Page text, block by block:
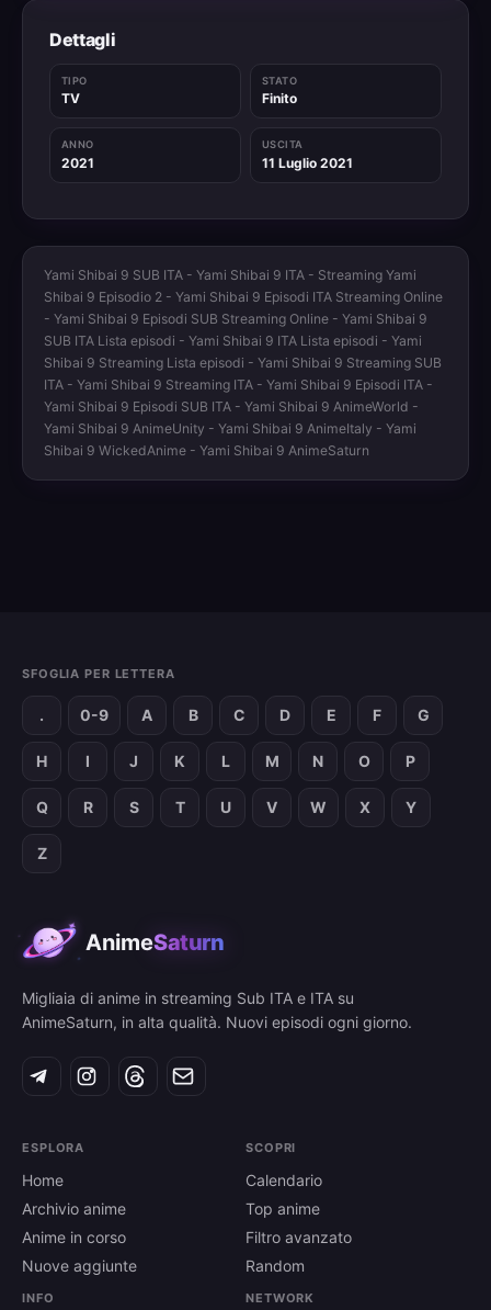
Dettagli
TIPO
TV
STATO
Finito
ANNO
2021
USCITA
11 Luglio 2021
Yami Shibai 9 SUB ITA - Yami Shibai 9 ITA - Streaming Yami
Shibai 9 Episodio 2 - Yami Shibai 9 Episodi ITA Streaming Online
- Yami Shibai 9 Episodi SUB Streaming Online - Yami Shibai 9
SUB ITA Lista episodi - Yami Shibai 9 ITA Lista episodi - Yami
Shibai 9 Streaming Lista episodi - Yami Shibai 9 Streaming SUB
ITA - Yami Shibai 9 Streaming ITA - Yami Shibai 9 Episodi ITA -
Yami Shibai 9 Episodi SUB ITA - Yami Shibai 9 AnimeWorld -
Yami Shibai 9 AnimeUnity - Yami Shibai 9 AnimeItaly - Yami
Shibai 9 WickedAnime - Yami Shibai 9 AnimeSaturn
SFOGLIA PER LETTERA
. 0-9 A B C D E F G
H I J K L M N O P
Q R S T U V W X Y
Z
AnimeSaturn
Migliaia di anime in streaming Sub ITA e ITA su
AnimeSaturn, in alta qualità. Nuovi episodi ogni giorno.
ESPLORA
Home
Archivio anime
Anime in corso
Nuove aggiunte
SCOPRI
Calendario
Top anime
Filtro avanzato
Random
INFO NETWORK